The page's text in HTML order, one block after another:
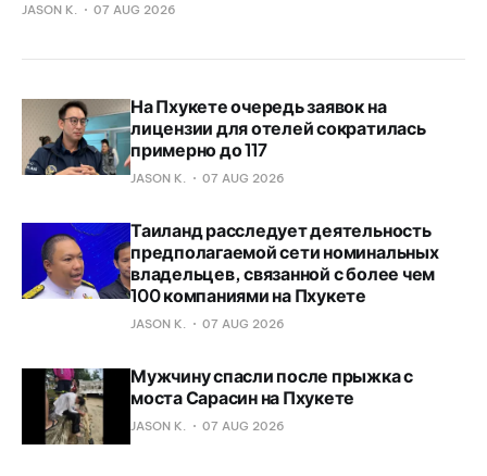
JASON K. 07 AUG 2026
На Пхукете очередь заявок на
лицензии для отелей сократилась
примерно до 117
JASON K. 07 AUG 2026
Таиланд расследует деятельность
предполагаемой сети номинальных
владельцев, связанной с более чем
100 компаниями на Пхукете
JASON K. 07 AUG 2026
Мужчину спасли после прыжка с
моста Сарасин на Пхукете
JASON K. 07 AUG 2026